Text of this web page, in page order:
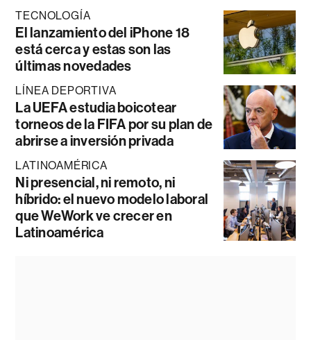
TECNOLOGÍA
El lanzamiento del iPhone 18
está cerca y estas son las
últimas novedades
LÍNEA DEPORTIVA
La UEFA estudia boicotear
torneos de la FIFA por su plan de
abrirse a inversión privada
LATINOAMÉRICA
Ni presencial, ni remoto, ni
híbrido: el nuevo modelo laboral
que WeWork ve crecer en
Latinoamérica